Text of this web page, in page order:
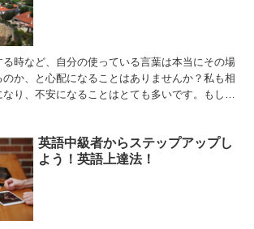
時など、自分の使っている言葉は本当にその場
か、と心配になることはありませんか？私も相
り、不安になることはとても多いです。もしか
英語中級者からステップアップし
よう！英語上達法！